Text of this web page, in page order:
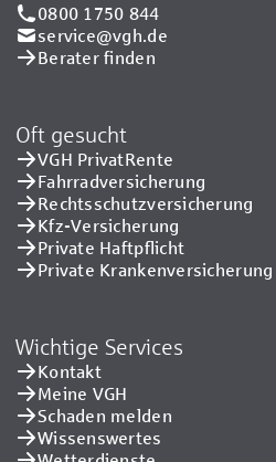
0800 1750 844
service@vgh.de
Berater finden
Oft gesucht
VGH PrivatRente
Fahrradversicherung
Rechtsschutzversicherung
Kfz-Versicherung
Private Haftpflicht
Private Kranken­versicherung
Wichtige Services
Kontakt
Meine VGH
Schaden melden
Wissenswertes